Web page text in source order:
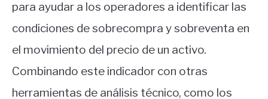
para ayudar a los operadores a identificar las
condiciones de sobrecompra y sobreventa en
el movimiento del precio de un activo.
Combinando este indicador con otras
herramientas de análisis técnico, como los